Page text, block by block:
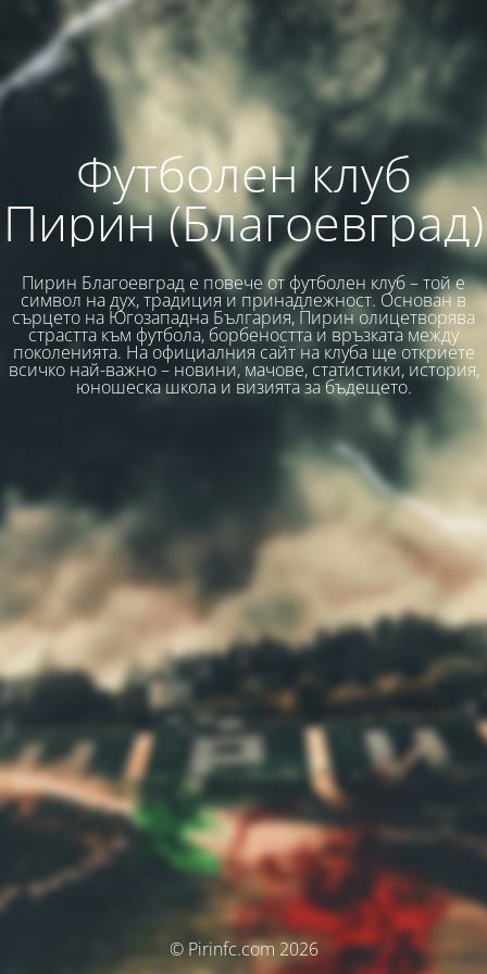
Футболен клуб
Пирин (Благоевград)
Пирин Благоевград е повече от футболен клуб – той е
символ на дух, традиция и принадлежност. Основан в
сърцето на Югозападна България, Пирин олицетворява
страстта към футбола, борбеността и връзката между
поколенията. На официалния сайт на клуба ще откриете
всичко най-важно – новини, мачове, статистики, история,
юношеска школа и визията за бъдещето.
© Pirinfc.com 2026